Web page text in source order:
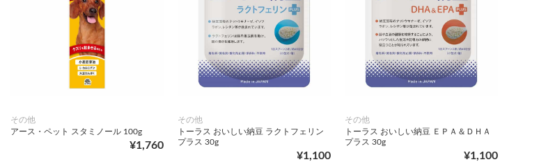
その他
アース・ペット スタミノール 100g
¥1,760
その他
トーラス おいしい納豆 ラクトフェリン
プラス 30g
¥1,100
その他
トーラス おいしい納豆 ＥＰＡ＆ＤＨＡ
プラス 30g
¥1,100